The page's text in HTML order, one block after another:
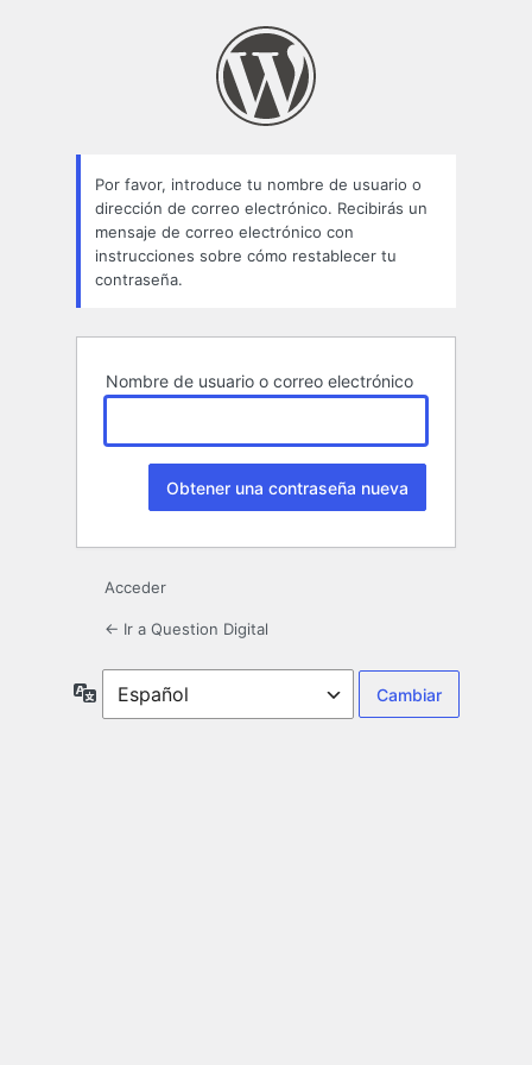
Por favor, introduce tu nombre de usuario o
dirección de correo electrónico. Recibirás un
mensaje de correo electrónico con
instrucciones sobre cómo restablecer tu
contraseña.
Nombre de usuario o correo electrónico
Acceder
← Ir a Question Digital
Idioma